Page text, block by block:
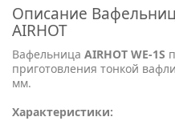
Описание
AIRHOT
Вафельница AIRHOT WE-1S
приготовления тонкой
мм.
Характеристики: